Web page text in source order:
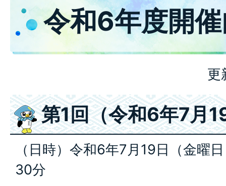
令和6年度開
更
第1回（令和6年7月
（日時）令和6年7月19日（金曜
30分